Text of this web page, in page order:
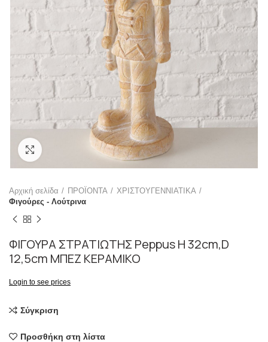
Click to enlarge
Αρχική σελίδα ΠΡΟΪΟΝΤΑ
ΧΡΙΣΤΟΥΓΕΝΝΙΑΤΙΚΑ
Φιγούρες - Λούτρινα
ΦΙΓΟΥΡΑ ΣΤΡΑΤΙΩΤΗΣ Peppus H 32cm,D
12,5cm ΜΠΕΖ ΚΕΡΑΜΙΚΟ
Login to see prices
Σύγκριση
Προσθήκη στη λίστα